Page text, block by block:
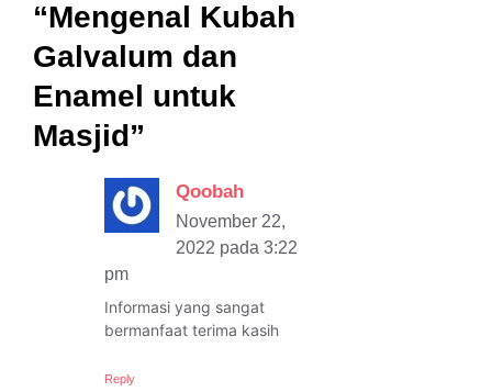
“Mengenal Kubah
Galvalum dan
Enamel untuk
Masjid”
Qoobah
November 22,
2022 pada 3:22
pm
Informasi yang sangat
bermanfaat terima kasih
Reply